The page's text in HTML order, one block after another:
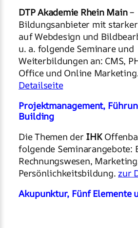
DTP Akademie Rhein Main–
Bildungsanbieter mit
auf Webdesign und
u. a. folgende Seminare und
Weiterbildungen an: CMS,
Office und Online
Detailseite
Projektmanagement,
Building
Die Themen der IHK
folgende Seminarangebote:
Rechnungswesen,
Persönlichkeitsbildung.zur
Akupunktur, Fünf Elemente